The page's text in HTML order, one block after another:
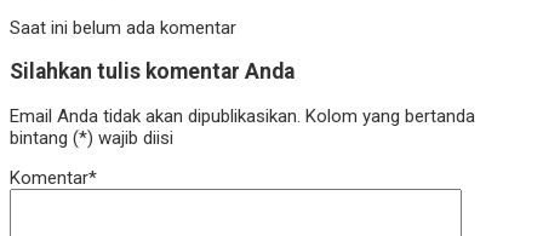
Saat ini belum ada komentar
Silahkan tulis komentar Anda
Email Anda tidak akan dipublikasikan. Kolom yang bertanda
bintang (*) wajib diisi
Komentar*